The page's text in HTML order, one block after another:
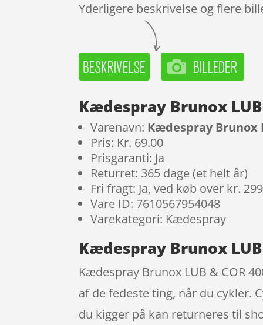
Yderligere beskrivelse og flere
Kædespray Brunox
Varenavn: Kædespray Brunox
Pris: Kr. 69.00
Prisgaranti: Ja
Returret: 365 dage (et helt år)
Fri fragt: Ja, ved køb over kr. 299
Vare ID: 7610567954048
Varekategori: Kædespray
Kædespray Brunox
Kædespray Brunox LUB & COR
af de fedeste ting, når du cykler.
du kigger på kan returneres til